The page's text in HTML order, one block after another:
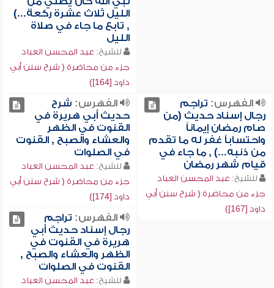
الليل ثلاث عشرة ركعة...)
, تابع ما جاء في صلاة
الليل
للشيخ: عبد المحسن العباد
جزء من محاضرة ( شرح سنن أبي
داود [164])
الفهرس: تراجم
رجال إسناد حديث (من
صام رمضان إيماناً
واحتساباً غفر له ما تقدم
من ذنبه...) , ما جاء في
قيام شهر رمضان
للشيخ: عبد المحسن العباد
جزء من محاضرة ( شرح سنن أبي
داود [167])
الفهرس: شرح
حديث أبي هريرة في
القنوت في الظهر
والعشاء والصبح , القنوت
في الصلوات
للشيخ: عبد المحسن العباد
جزء من محاضرة ( شرح سنن أبي
داود [174])
الفهرس: تراجم
رجال إسناد حديث أبي
هريرة في القنوت في
الظهر والعشاء والصبح ,
القنوت في الصلوات
للشيخ: عبد المحسن العباد